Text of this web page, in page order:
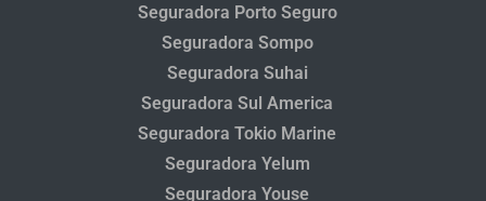
Seguradora Porto Seguro
Seguradora Sompo
Seguradora Suhai
Seguradora Sul America
Seguradora Tokio Marine
Seguradora Yelum
Seguradora Youse